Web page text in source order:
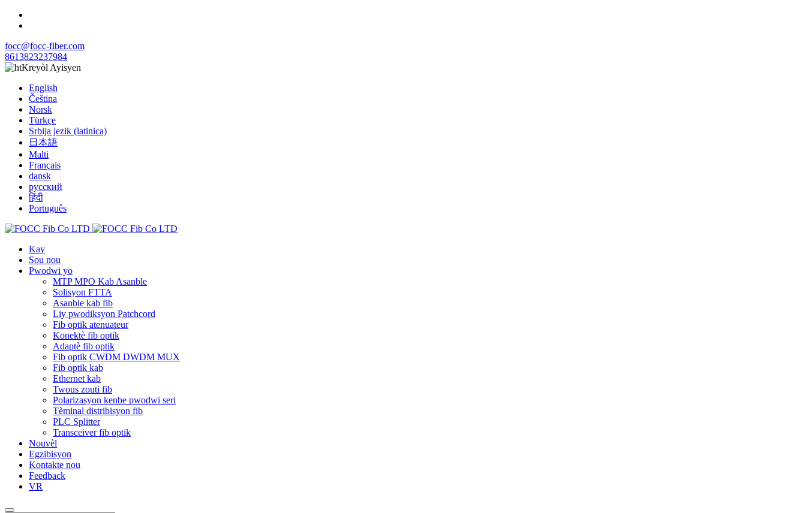
focc@focc-fiber.com
8613823237984
Kreyòl Ayisyen
English
Čeština
Norsk
Türkçe
Srbija jezik (latinica)
日本語
Malti
Français
dansk
русский
हिंदी
Português
Kay
Sou nou
Pwodwi yo
MTP MPO Kab Asanble
Solisyon FTTA
Asanble kab fib
Liy pwodiksyon Patchcord
Fib optik atenuateur
Konektè fib optik
Adaptè fib optik
Fib optik CWDM DWDM MUX
Fib optik kab
Ethernet kab
Twous zouti fib
Polarizasyon kenbe pwodwi seri
Tèminal distribisyon fib
PLC Splitter
Transceiver fib optik
Nouvèl
Egzibisyon
Kontakte nou
Feedback
VR